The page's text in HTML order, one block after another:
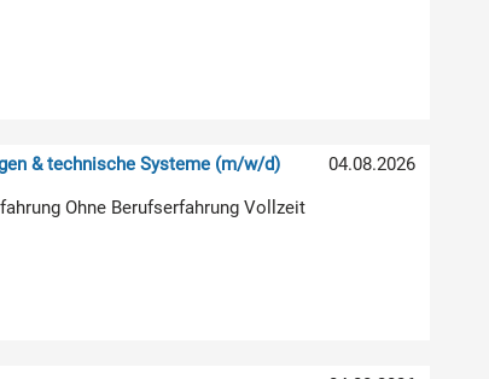
04.08.2026
& technische Systeme (m/w/d)
Ohne Berufserfahrung Vollzeit